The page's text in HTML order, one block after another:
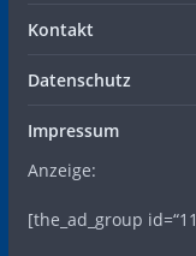
Kontakt
Datenschutz
Impressum
Anzeige:
[the_ad_group